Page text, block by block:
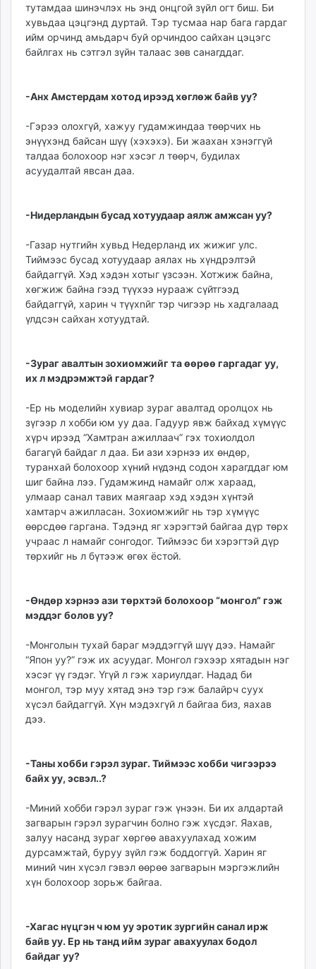
тутамдаа шинэчлэх нь энд онцгой зүйл огт биш. Би
хувьдаа цэцгэнд дуртай. Тэр тусмаа нар бага гардаг
ийм орчинд амьдарч буй орчиндоо сайхан цэцэгс
байлгах нь сэтгэл зүйн талаас зөв санагддаг.
-Анх Амстердам хотод ирээд хөглөж байв уу?
-Гэрээ олохгүй, хажуу гудамжиндаа төөрчих нь
энүүхэнд байсан шүү (хэхэхэ). Би жаахан хэнэггүй
талдаа болохоор нэг хэсэг л төөрч, будилах
асуудалтай явсан даа.
-Нидерландын бусад хотуудаар аялж амжсан уу?
-Газар нутгийн хувьд Недерланд их жижиг улс.
Тиймээс бусад хотуудаар аялах нь хүндрэлтэй
байдаггүй. Хэд хэдэн хотыг үзсээн. Хотжиж байна,
хөгжиж байна гээд түүхээ нурааж сүйтгээд
байдаггүй, харин ч түүхnйг тэр чигээр нь хадгалаад
үлдсэн сайхан хотуудтай.
-Зураг авалтын зохиомжийг та өөрөө гаргадаг уу,
их л мэдрэмжтэй гардаг?
-Ер нь моделийн хувиар зураг авалтад оролцох нь
зүгээр л хобби юм уу даа. Гадуур явж байхад хүмүүс
хүрч ирээд “Хамтран ажиллаач” гэх тохиолдол
багагүй байдаг л даа. Би ази хэрнээ их өндөр,
туранхай болохоор хүний нүдэнд содон харагддаг юм
шиг байна лээ. Гудамжинд намайг олж хараад,
улмаар санал тавих маягаар хэд хэдэн хүнтэй
хамтарч ажилласан. Зохиомжийг нь тэр хүмүүс
өөрсдөө гаргана. Тэдэнд яг хэрэгтэй байгаа дүр төрх
учраас л намайг сонгодог. Тиймээс би хэрэгтэй дүр
төрхийг нь л бүтээж өгөх ёстой.
-Өндөр хэрнээ ази төрхтэй болохоор “монгол” гэж
мэддэг болов уу?
-Монголын тухай бараг мэддэггүй шүү дээ. Намайг
“Япон уу?” гэж их асуудаг. Монгол гэхээр хятадын нэг
хэсэг үү гэдэг. Үгүй л гэж хариулдаг. Надад би
монгол, тэр муу хятад энэ тэр гэж балайрч суух
хүсэл байдаггүй. Хүн мэдэхгүй л байгаа биз, яахав
дээ.
-Таны хобби гэрэл зураг. Тиймээс хобби чигээрээ
байх уу, эсвэл..?
-Миний хобби гэрэл зураг гэж үнээн. Би их алдартай
загварын гэрэл зурагчин болно гэж хүсдэг. Яахав,
залуу насанд зураг хөргөө авахуулахад хожим
дурсамжтай, буруу зүйл гэж боддоггүй. Харин яг
миний чин хүсэл гэвэл өөрөө загварын мэргэжлийн
хүн болохоор зорьж байгаа.
-Хагас нүцгэн ч юм уу эротик зургийн санал ирж
байв уу. Ер нь танд ийм зураг авахуулах бодол
байдаг уу?